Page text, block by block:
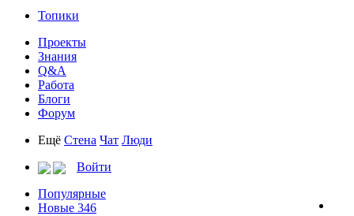
Топики
Проекты
Знания
Q&A
Работа
Блоги
Форум
Ещё Стена Чат Люди
Войти
Популярные
Новые 346